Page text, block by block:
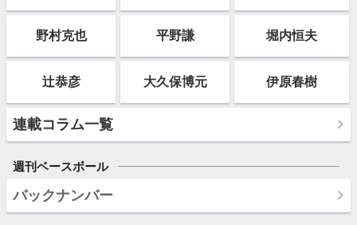
野村克也 平野謙 堀内恒夫
辻恭彦 大久保博元 伊原春樹
連載コラム一覧
週刊ベースボール
バックナンバー